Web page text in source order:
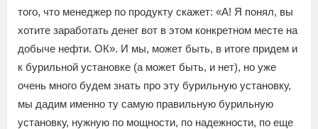
того, что менеджер по продукту скажет: «А! Я понял, вы
хотите заработать денег вот в этом конкретном месте на
добыче нефти. ОК». И мы, может быть, в итоге придем и
к бурильной установке (а может быть, и нет), но уже
очень много будем знать про эту бурильную установку,
мы дадим именно ту самую правильную бурильную
установку, нужную по мощности, по надежности, по еще